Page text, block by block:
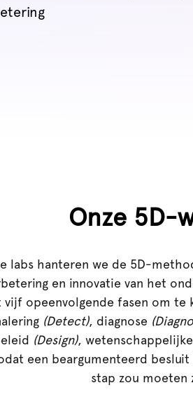
Onze 5D-
labs hanteren we de 5D-
en innovatie van het
vijf opeenvolgende fasen om
(Detect), diagnose
(Design),
een beargumenteerd
stap zou moeten